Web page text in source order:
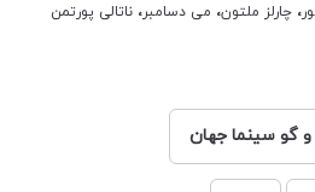
، چارلز ملتون، می دسامبر، ناتالی پورتمن
گو سینما جهان